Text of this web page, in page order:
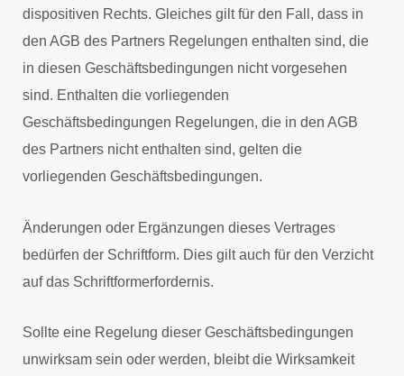
dispositiven Rechts. Gleiches gilt für den Fall, dass in
den AGB des Partners Regelungen enthalten sind, die
in diesen Geschäftsbedingungen nicht vorgesehen
sind. Enthalten die vorliegenden
Geschäftsbedingungen Regelungen, die in den AGB
des Partners nicht enthalten sind, gelten die
vorliegenden Geschäftsbedingungen.
Änderungen oder Ergänzungen dieses Vertrages
bedürfen der Schriftform. Dies gilt auch für den Verzicht
auf das Schriftformerfordernis.
Sollte eine Regelung dieser Geschäftsbedingungen
unwirksam sein oder werden, bleibt die Wirksamkeit